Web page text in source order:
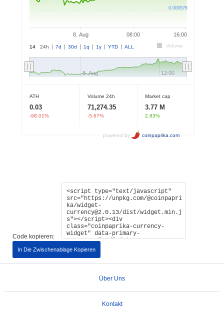
Code kopieren:
In Die Zwischenablage Kopieren
Über Uns
Kontakt